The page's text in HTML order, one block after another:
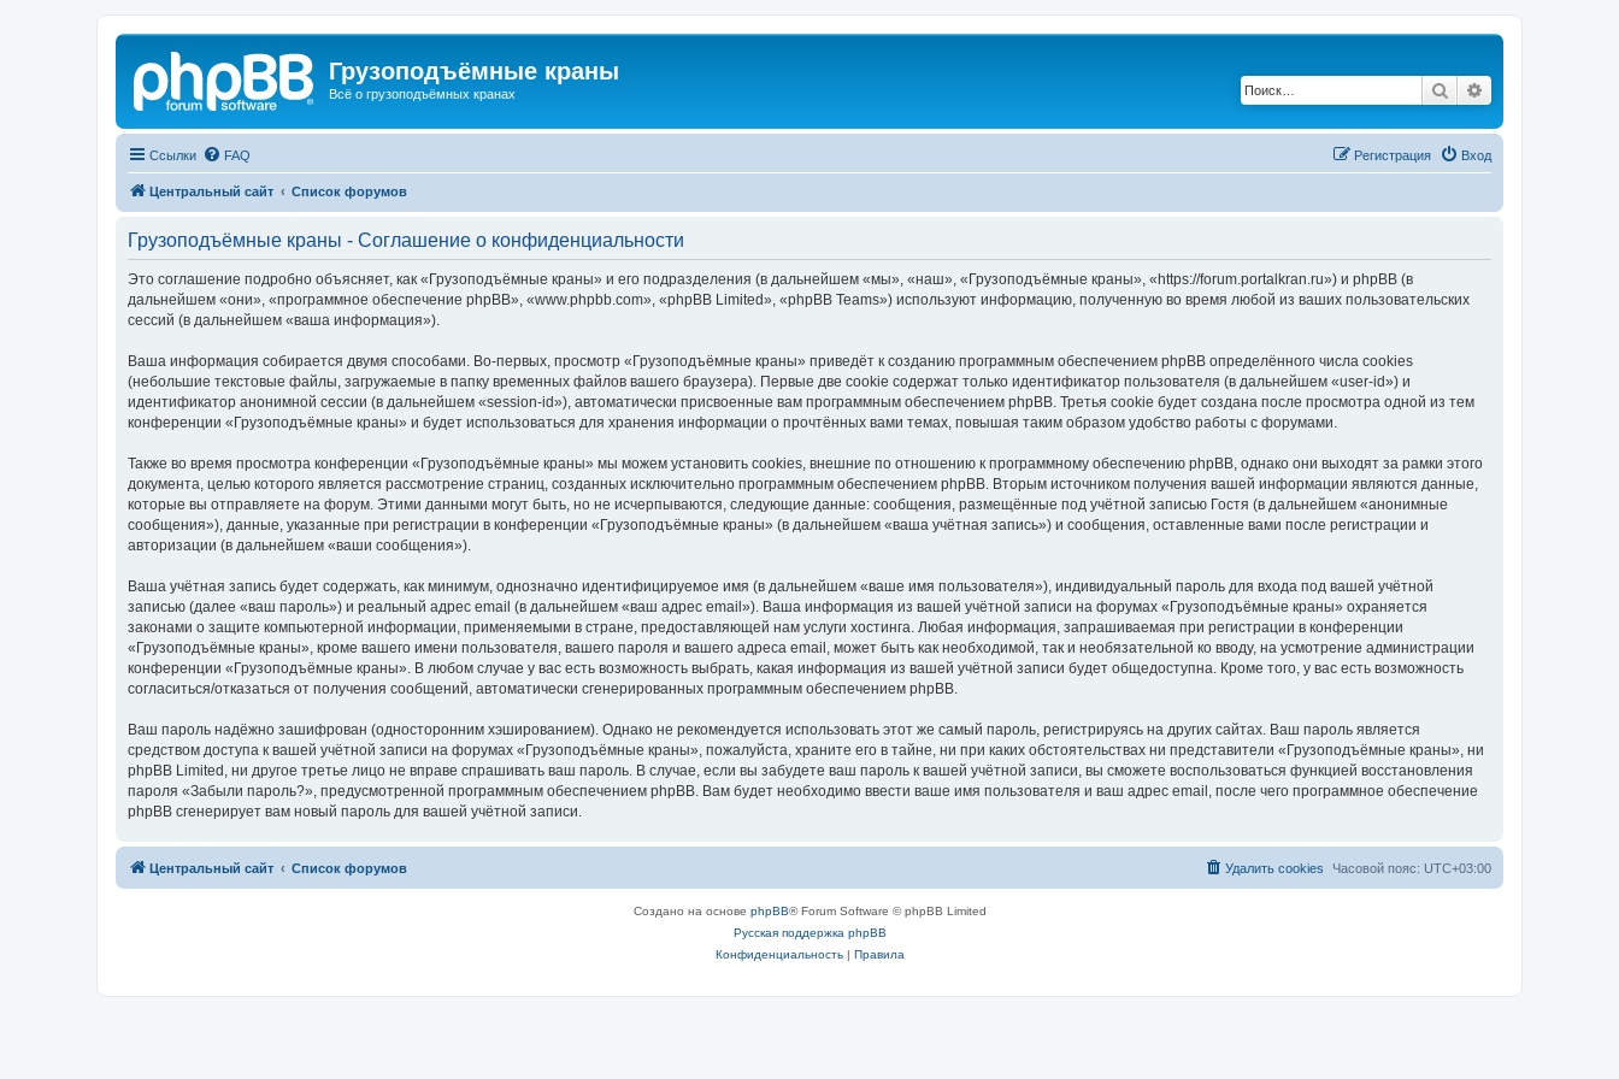
Грузоподъёмные краны
Всё о грузоподъёмных кранах Поиск
Ссылки FAQ Вход
Регистрация
Центральный сайт Список форумов
Грузоподъёмные краны - Соглашение о конфиденциальности
Это соглашение подробно объясняет, как «Грузоподъёмные краны» и его подразделения (в дальнейшем «мы», «наш», «Грузоподъёмные краны», «https://forum.portalkran.ru») и phpBB (в
дальнейшем «они», «программное обеспечение phpBB», «www.phpbb.com», «phpBB Limited», «phpBB Teams») используют информацию, полученную во время любой из ваших пользовательских
сессий (в дальнейшем «ваша информация»).
Ваша информация собирается двумя способами. Во-первых, просмотр «Грузоподъёмные краны» приведёт к созданию программным обеспечением phpBB определённого числа cookies
(небольшие текстовые файлы, загружаемые в папку временных файлов вашего браузера). Первые две cookie содержат только идентификатор пользователя (в дальнейшем «user-id») и
идентификатор анонимной сессии (в дальнейшем «session-id»), автоматически присвоенные вам программным обеспечением phpBB. Третья cookie будет создана после просмотра одной из тем
конференции «Грузоподъёмные краны» и будет использоваться для хранения информации о прочтённых вами темах, повышая таким образом удобство работы с форумами.
Также во время просмотра конференции «Грузоподъёмные краны» мы можем установить cookies, внешние по отношению к программному обеспечению phpBB, однако они выходят за рамки этого
документа, целью которого является рассмотрение страниц, созданных исключительно программным обеспечением phpBB. Вторым источником получения вашей информации являются данные,
которые вы отправляете на форум. Этими данными могут быть, но не исчерпываются, следующие данные: сообщения, размещённые под учётной записью Гостя (в дальнейшем «анонимные
сообщения»), данные, указанные при регистрации в конференции «Грузоподъёмные краны» (в дальнейшем «ваша учётная запись») и сообщения, оставленные вами после регистрации и
авторизации (в дальнейшем «ваши сообщения»).
Ваша учётная запись будет содержать, как минимум, однозначно идентифицируемое имя (в дальнейшем «ваше имя пользователя»), индивидуальный пароль для входа под вашей учётной
записью (далее «ваш пароль») и реальный адрес email (в дальнейшем «ваш адрес email»). Ваша информация из вашей учётной записи на форумах «Грузоподъёмные краны» охраняется
законами о защите компьютерной информации, применяемыми в стране, предоставляющей нам услуги хостинга. Любая информация, запрашиваемая при регистрации в конференции
«Грузоподъёмные краны», кроме вашего имени пользователя, вашего пароля и вашего адреса email, может быть как необходимой, так и необязательной ко вводу, на усмотрение администрации
конференции «Грузоподъёмные краны». В любом случае у вас есть возможность выбрать, какая информация из вашей учётной записи будет общедоступна. Кроме того, у вас есть возможность
согласиться/отказаться от получения сообщений, автоматически сгенерированных программным обеспечением phpBB.
Ваш пароль надёжно зашифрован (односторонним хэшированием). Однако не рекомендуется использовать этот же самый пароль, регистрируясь на других сайтах. Ваш пароль является
средством доступа к вашей учётной записи на форумах «Грузоподъёмные краны», пожалуйста, храните его в тайне, ни при каких обстоятельствах ни представители «Грузоподъёмные краны», ни
phpBB Limited, ни другое третье лицо не вправе спрашивать ваш пароль. В случае, если вы забудете ваш пароль к вашей учётной записи, вы сможете воспользоваться функцией восстановления
пароля «Забыли пароль?», предусмотренной программным обеспечением phpBB. Вам будет необходимо ввести ваше имя пользователя и ваш адрес email, после чего программное обеспечение
phpBB сгенерирует вам новый пароль для вашей учётной записи.
Центральный сайт Список форумов Часовой пояс: UTC+03:00
Удалить cookies
Создано на основе phpBB® Forum Software © phpBB Limited
Русская поддержка phpBB
Конфиденциальность| Правила